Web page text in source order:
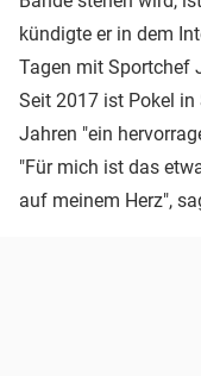
kündigte er in dem
Tagen mit Sportchef
Seit 2017 ist Pokel
Jahren "ein
"Für mich ist das
auf meinem Herz",